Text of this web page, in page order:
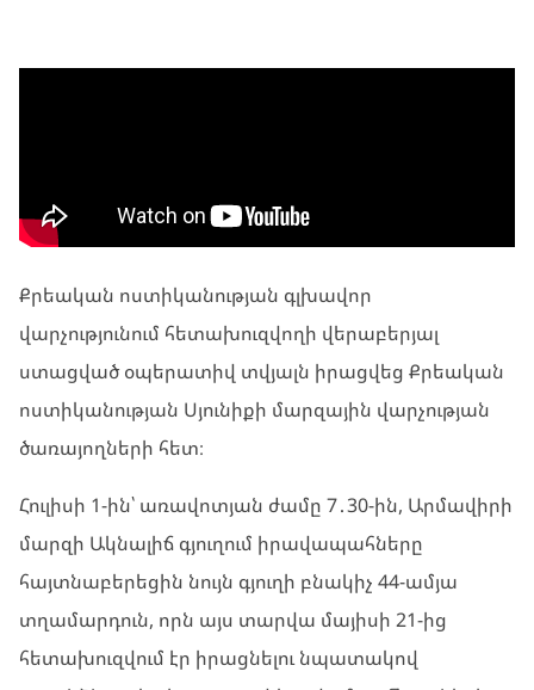
Քրեական ոստիկանության գլխավոր
վարչությունում հետախուզվողի վերաբերյալ
ստացված օպերատիվ տվյալն իրացվեց Քրեական
ոստիկանության Սյունիքի մարզային վարչության
ծառայողների հետ։
Հուլիսի 1-ին՝ առավոտյան ժամը 7․30-ին, Արմավիրի
մարզի Ակնալիճ գյուղում իրավապահները
հայտնաբերեցին նույն գյուղի բնակիչ 44-ամյա
տղամարդուն, որն այս տարվա մայիսի 21-ից
հետախուզվում էր իրացնելու նպատակով